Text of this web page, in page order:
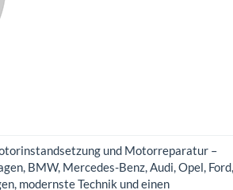
und Motorreparatur –
BMW, Mercedes-Benz, Audi, Opel,
modernste Technik und einen